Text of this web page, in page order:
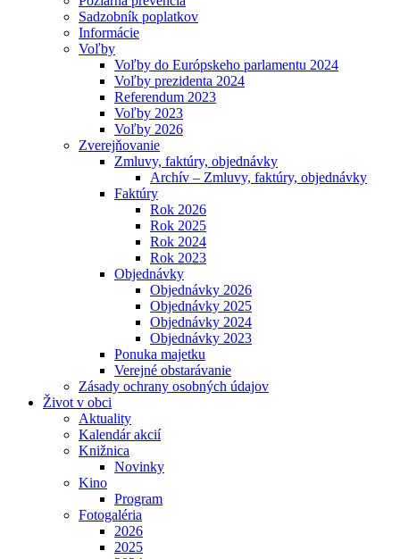
Sadzobník poplatkov
Informácie
Voľby
Voľby do Európskeho parlamentu 2024
Voľby prezidenta 2024
Referendum 2023
Voľby 2023
Voľby 2026
Zverejňovanie
Zmluvy, faktúry, objednávky
Archív – Zmluvy, faktúry, objednávky
Faktúry
Rok 2026
Rok 2025
Rok 2024
Rok 2023
Objednávky
Objednávky 2026
Objednávky 2025
Objednávky 2024
Objednávky 2023
Ponuka majetku
Verejné obstarávanie
Zásady ochrany osobných údajov
Život v obci
Aktuality
Kalendár akcií
Knižnica
Novinky
Kino
Program
Fotogaléria
2026
2025